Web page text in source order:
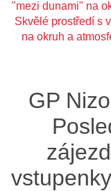
VIP
"mezi dunami" na
Skvělé prostředí s
na okruh a
GP